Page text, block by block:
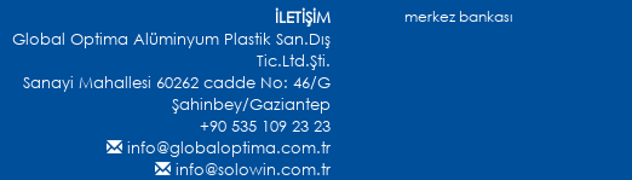
İLETİŞİM
Global Optima Alüminyum Plastik San.Dış
Tic.Ltd.Şti.
Sanayi Mahallesi 60262 cadde No: 46/G
Şahinbey/Gaziantep
+90 535 109 23 23
info@globaloptima.com.tr
info@solowin.com.tr
merkez bankası